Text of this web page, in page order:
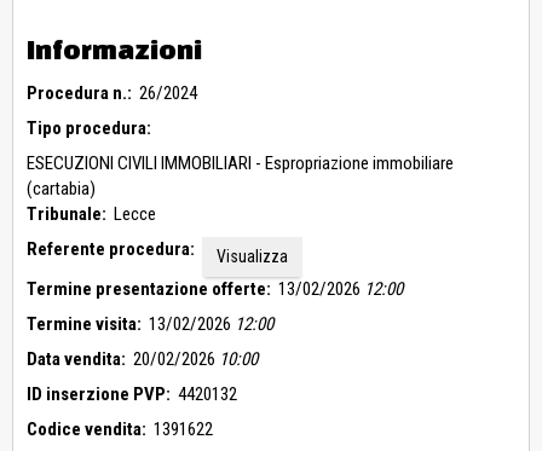
Informazioni
Procedura n.: 26/2024
Tipo procedura:
ESECUZIONI CIVILI IMMOBILIARI - Espropriazione immobiliare
(cartabia)
Tribunale: Lecce
Referente procedura:
Visualizza
Termine presentazione offerte: 13/02/2026 12:00
Termine visita: 13/02/2026 12:00
Data vendita: 20/02/2026 10:00
ID inserzione PVP: 4420132
Codice vendita: 1391622